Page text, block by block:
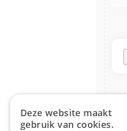
Deze website maakt
gebruik van cookies.